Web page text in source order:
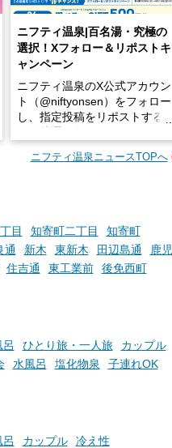
ニフティ温泉|百名湯・究極の
選択！Xフォロー＆リポストキ
ャンペーン
ニフティ温泉のX公式アカウン
ト（@niftyonsen）をフォロー
し、指定投稿をリポストする
GIFT500円分をプレゼントい
ニフティ温泉ニュースTOPへ
目 知寄町二丁目
知寄町
通 新木 東新木 田辺島通
鹿児
住吉通 東工業前
後免西町
呂 ひとり旅・一人旅
カップル
水風呂 塩化物泉
子連れOK
呂 カップル 冷え性